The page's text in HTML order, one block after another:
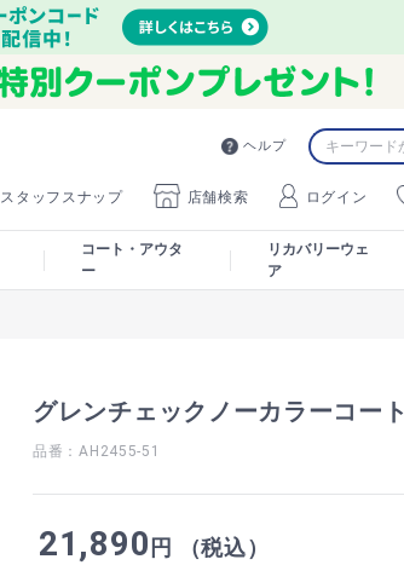
ヘルプ
スタッフスナップ 店舗検索 ログイン
コート・アウタ
ー
リカバリーウェ
ア
グレンチェックノーカラーコート
品番：AH2455-51
21,890 円 （税込）